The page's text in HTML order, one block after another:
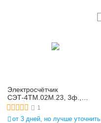
Электросчётчик
СЭТ-4ТМ.02М.23, 3ф.,
многофунк., 3*(57,7-
1
от 3 дней, но лучше уточнить